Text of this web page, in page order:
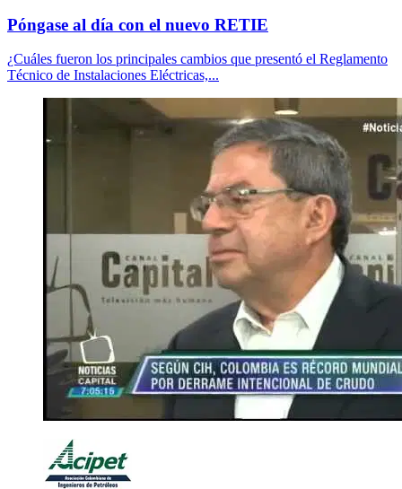
Póngase al día con el nuevo RETIE
¿Cuáles fueron los principales cambios que presentó el Reglamento
Técnico de Instalaciones Eléctricas,...